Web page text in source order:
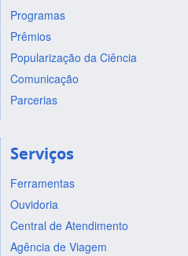
Programas
Prêmios
Popularização da Ciência
Comunicação
Parcerias
Serviços
Ferramentas
Ouvidoria
Central de Atendimento
Agência de Viagem